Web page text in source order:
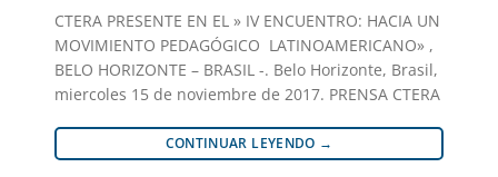
CTERA PRESENTE EN EL » IV ENCUENTRO: HACIA UN
MOVIMIENTO PEDAGÓGICO LATINOAMERICANO» ,
BELO HORIZONTE – BRASIL -. Belo Horizonte, Brasil,
miercoles 15 de noviembre de 2017. PRENSA CTERA
CONTINUAR LEYENDO →